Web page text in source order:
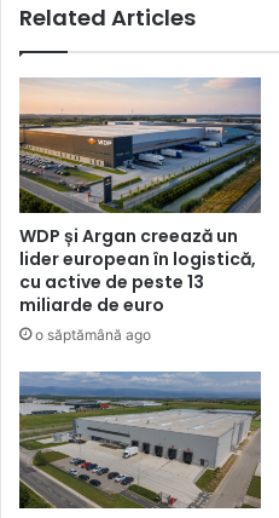
Related Articles
WDP și Argan creează un
lider european în logistică,
cu active de peste 13
miliarde de euro
o săptămână ago